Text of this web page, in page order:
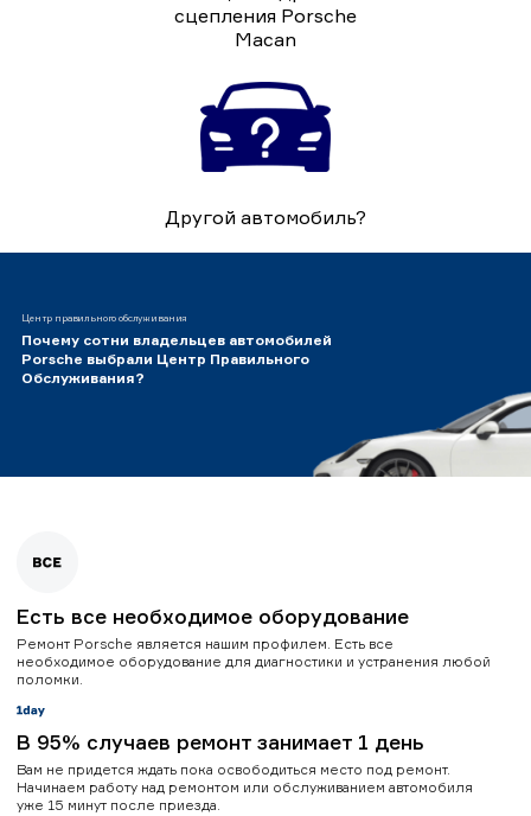
сцепления Porsche
Macan
Другой автомобиль?
Центр правильного обслуживания
Почему сотни владельцев автомобилей
Porsche выбрали Центр Правильного
Обслуживания?
Есть все необходимое оборудование
Ремонт Porsche является нашим профилем. Есть все
необходимое оборудование для диагностики и устранения любой
поломки.
В 95% случаев ремонт занимает 1 день
Вам не придется ждать пока освободиться место под ремонт.
Начинаем работу над ремонтом или обслуживанием автомобиля
уже 15 минут после приезда.